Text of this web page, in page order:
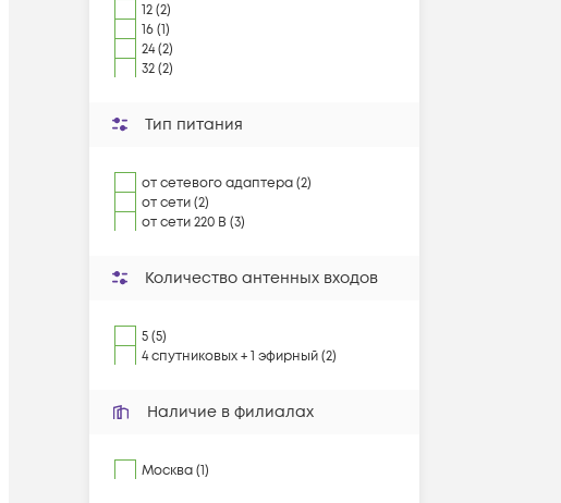
12 (2)
16 (1)
24 (2)
32 (2)
Тип питания
от сетевого адаптера (2)
от сети (2)
от сети 220 В (3)
Количество антенных входов
5 (5)
4 спутниковых + 1 эфирный (2)
Наличие в филиалах
Москва (1)